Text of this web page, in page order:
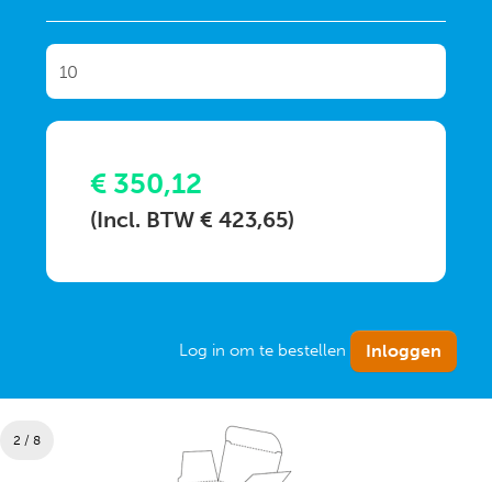
2 / 8
€ 350,12
(Incl. BTW € 423,65)
Log in om te bestellen